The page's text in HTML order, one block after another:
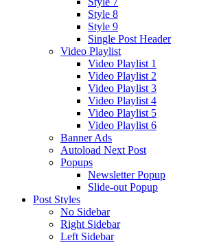
Style 8
Style 9
Single Post Header
Video Playlist
Video Playlist 1
Video Playlist 2
Video Playlist 3
Video Playlist 4
Video Playlist 5
Video Playlist 6
Banner Ads
Autoload Next Post
Popups
Newsletter Popup
Slide-out Popup
Post Styles
No Sidebar
Right Sidebar
Left Sidebar